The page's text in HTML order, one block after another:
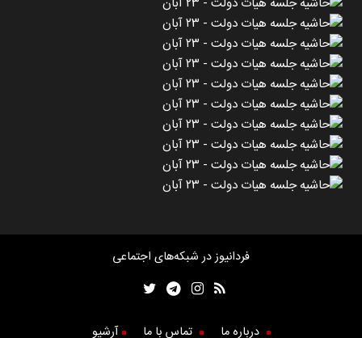
فردانیوز در شبکه‌های اجتماعی
درباره ما تماس با ما آرشیو